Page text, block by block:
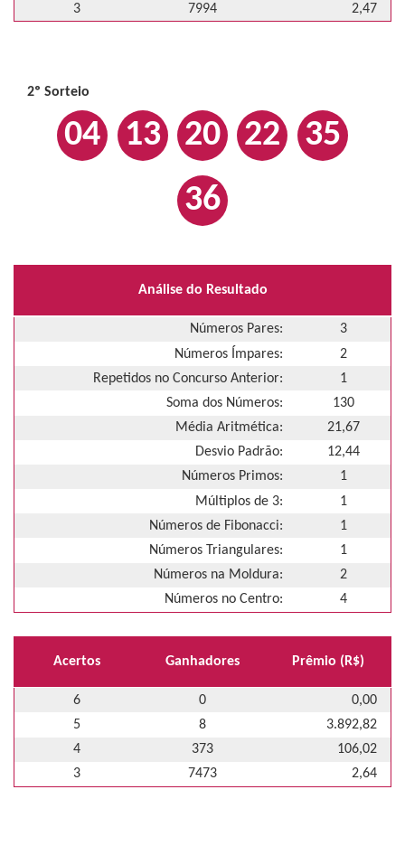
3
7994 2,47
2º Sorteio
04 13 20 22
35
36
Análise do Resultado
Números Pares:
3
Números Ímpares:
2
Repetidos no Concurso Anterior:
1
Soma dos Números:
130
Média Aritmética:
21,67
Desvio Padrão:
12,44
Números Primos:
1
Múltiplos de 3:
1
Números de Fibonacci:
1
Números Triangulares:
1
Números na Moldura:
2
Números no Centro:
4
Acertos Ganhadores Prêmio (R$)
6 0
0,00
5
8
3.892,82
4
373
106,02
3
7473 2,64